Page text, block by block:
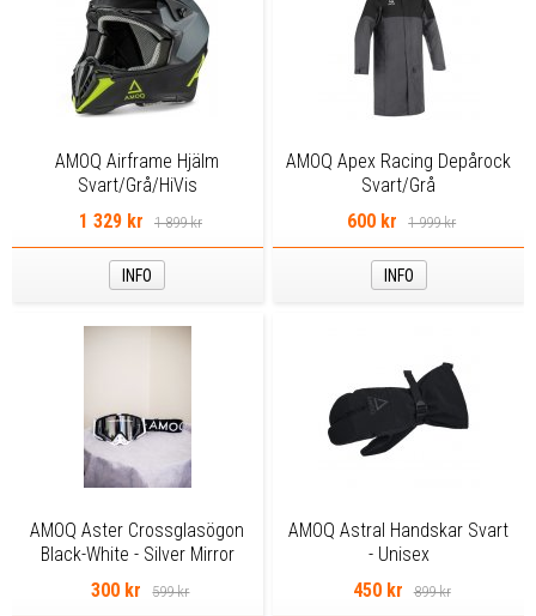
AMOQ Airframe Hjälm
Svart/Grå/HiVis
1 329 kr
1 899 kr
INFO
AMOQ Apex Racing Depårock
Svart/Grå
600 kr
1 999 kr
INFO
AMOQ Aster Crossglasögon
Black-White - Silver Mirror
300 kr
599 kr
AMOQ Astral Handskar Svart
- Unisex
450 kr
899 kr